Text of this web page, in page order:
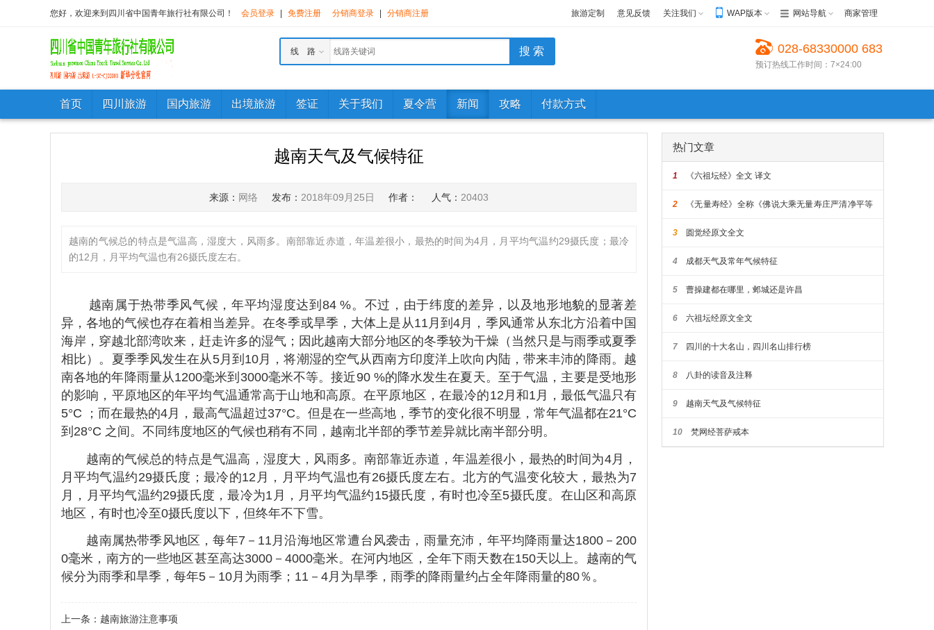
您好，欢迎来到四川省中国青年旅行社有限公司！ 会员登录 免费注册 分销商登录 分销商注册 旅游定制 意见反馈 关注我们 WAP版本 网站导航 商家管理
线 路
028-68330000 683
30022 68623999
预订热线工作时间：7×24:00
首页 四川旅游 国内旅游 出境旅游 签证 关于我们 夏令营 新闻 攻略 付款方式
越南天气及气候特征
来源： 网络 发布： 2018年09月25日 作者： 人气： 20403
越南的气候总的特点是气温高，湿度大，风雨多。南部靠近赤道，年温差很小，最热的时间为4月，月平均气温约29摄氏度；最冷
的12月，月平均气温也有26摄氏度左右。
越南属于热带季风气候，年平均湿度达到84 %。不过，由于纬度的差异，以及地形地貌的显著差
异，各地的气候也存在着相当差异。在冬季或旱季，大体上是从11月到4月，季风通常从东北方沿着中国
海岸，穿越北部湾吹来，赶走许多的湿气；因此越南大部分地区的冬季较为干燥（当然只是与雨季或夏季
相比）。夏季季风发生在从5月到10月，将潮湿的空气从西南方印度洋上吹向内陆，带来丰沛的降雨。越
南各地的年降雨量从1200毫米到3000毫米不等。接近90 %的降水发生在夏天。至于气温，主要是受地形
的影响，平原地区的年平均气温通常高于山地和高原。在平原地区，在最冷的12月和1月，最低气温只有
5°C ；而在最热的4月，最高气温超过37°C。但是在一些高地，季节的变化很不明显，常年气温都在21°C
到28°C 之间。不同纬度地区的气候也稍有不同，越南北半部的季节差异就比南半部分明。
越南的气候总的特点是气温高，湿度大，风雨多。南部靠近赤道，年温差很小，最热的时间为4月，
月平均气温约29摄氏度；最冷的12月，月平均气温也有26摄氏度左右。北方的气温变化较大，最热为7
月，月平均气温约29摄氏度，最冷为1月，月平均气温约15摄氏度，有时也冷至5摄氏度。在山区和高原
地区，有时也冷至0摄氏度以下，但终年不下雪。
越南属热带季风地区，每年7－11月沿海地区常遭台风袭击，雨量充沛，年平均降雨量达1800－200
0毫米，南方的一些地区甚至高达3000－4000毫米。在河内地区，全年下雨天数在150天以上。越南的气
候分为雨季和旱季，每年5－10月为雨季；11－4月为旱季，雨季的降雨量约占全年降雨量的80％。
上一条： 越南旅游注意事项
热门文章
1 《六祖坛经》全文 译文
2 《无量寿经》全称《佛说大乘无量寿庄严清净平等
觉经》原文全文
3 圆觉经原文全文
4 成都天气及常年气候特征
5 曹操建都在哪里，邺城还是许昌
6 六祖坛经原文全文
7 四川的十大名山，四川名山排行榜
8 八卦的读音及注释
9 越南天气及气候特征
10 梵网经菩萨戒本